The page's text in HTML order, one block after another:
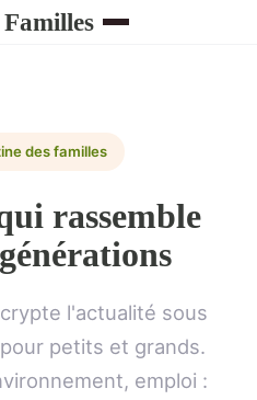
des familles
rassemble
l'actualité sous
petits et grands.
emploi :